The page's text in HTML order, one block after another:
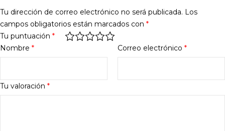
Tu dirección de correo electrónico no será publicada. Los
campos obligatorios están marcados con *
Tu puntuación *
Tu valoración *
Nombre * Correo electrónico *